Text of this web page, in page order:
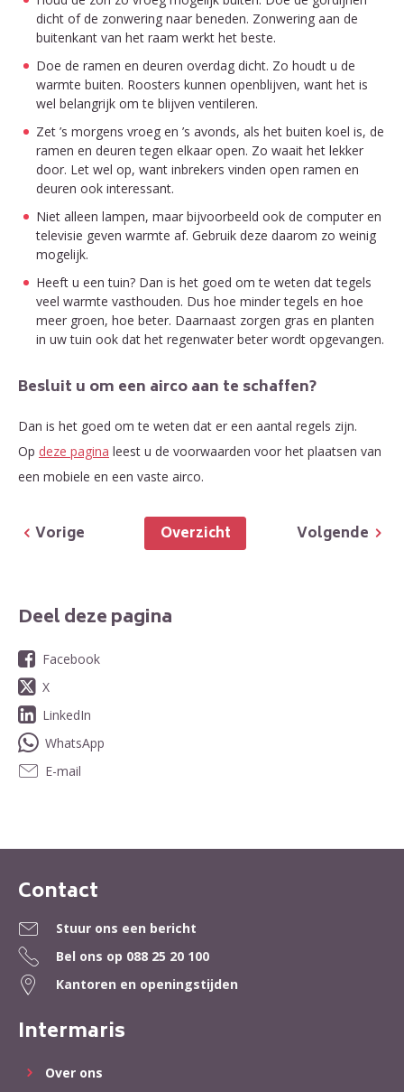
dicht of de zonwering naar beneden. Zonwering aan de
buitenkant van het raam werkt het beste.
Doe de ramen en deuren overdag dicht. Zo houdt u de
warmte buiten. Roosters kunnen openblijven, want het is
wel belangrijk om te blijven ventileren.
Zet ’s morgens vroeg en ’s avonds, als het buiten koel is, de
ramen en deuren tegen elkaar open. Zo waait het lekker
door. Let wel op, want inbrekers vinden open ramen en
deuren ook interessant.
Niet alleen lampen, maar bijvoorbeeld ook de computer en
televisie geven warmte af. Gebruik deze daarom zo weinig
mogelijk.
Heeft u een tuin? Dan is het goed om te weten dat tegels
veel warmte vasthouden. Dus hoe minder tegels en hoe
meer groen, hoe beter. Daarnaast zorgen gras en planten
in uw tuin ook dat het regenwater beter wordt opgevangen.
Besluit u om een airco aan te schaffen?
Dan is het goed om te weten dat er een aantal regels zijn.
Op deze pagina leest u de voorwaarden voor het plaatsen van
een mobiele en een vaste airco.
Volgende
Overzicht
Vorige
Deel deze pagina
Facebook
X
LinkedIn
WhatsApp
E-mail
Contactinformatie
Contact
Stuur ons een bericht
Bel ons op 088 25 20 100
Kantoren en openingstijden
Intermaris
Over ons